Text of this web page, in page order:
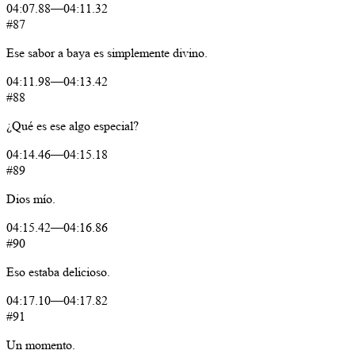
04:07.88—04:11.32
#87
Ese sabor a baya es simplemente divino.
04:11.98—04:13.42
#88
¿Qué es ese algo especial?
04:14.46—04:15.18
#89
Dios mío.
04:15.42—04:16.86
#90
Eso estaba delicioso.
04:17.10—04:17.82
#91
Un momento.